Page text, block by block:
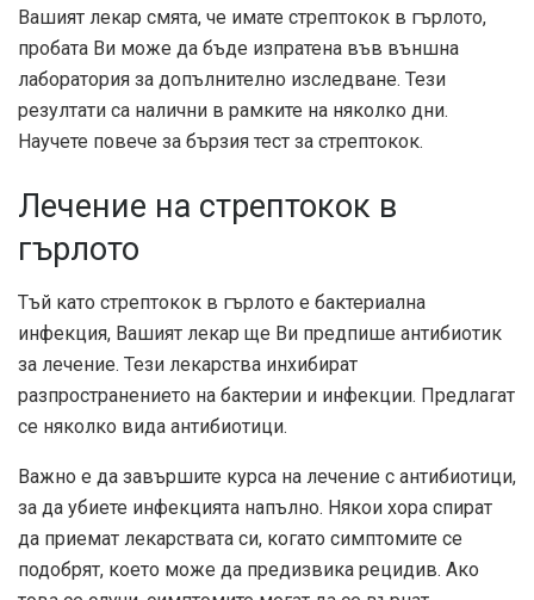
Вашият лекар смята, че имате стрептокок в гърлото,
пробата Ви може да бъде изпратена във външна
лаборатория за допълнително изследване. Тези
резултати са налични в рамките на няколко дни.
Научете повече за бързия тест за стрептокок.
Лечение на стрептокок в
гърлото
Тъй като стрептокок в гърлото е бактериална
инфекция, Вашият лекар ще Ви предпише антибиотик
за лечение. Тези лекарства инхибират
разпространението на бактерии и инфекции. Предлагат
се няколко вида антибиотици.
Важно е да завършите курса на лечение с антибиотици,
за да убиете инфекцията напълно. Някои хора спират
да приемат лекарствата си, когато симптомите се
подобрят, което може да предизвика рецидив. Ако